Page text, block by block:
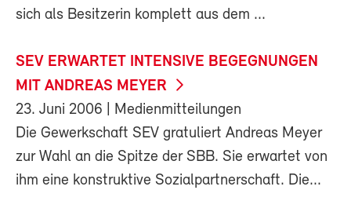
sich als Besitzerin komplett aus dem ...
SEV ERWARTET INTENSIVE BEGEGNUNGEN
MIT ANDREAS MEYER
23. Juni 2006 | Medienmitteilungen
Die Gewerkschaft SEV gratuliert Andreas Meyer
zur Wahl an die Spitze der SBB. Sie erwartet von
ihm eine konstruktive Sozialpartnerschaft. Die...